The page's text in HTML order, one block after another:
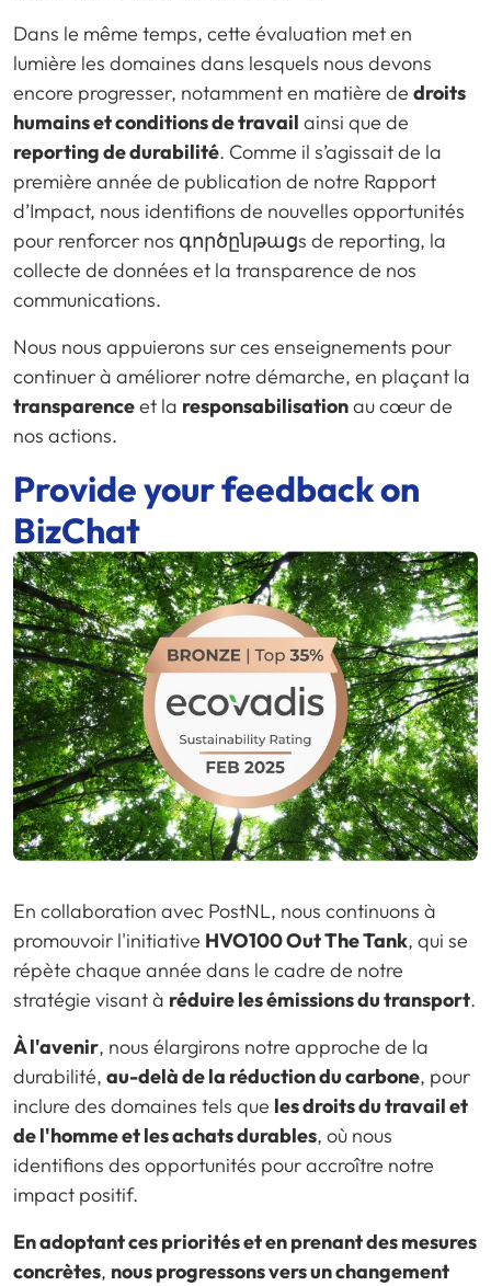
Dans le même temps, cette évaluation met en
lumière les domaines dans lesquels nous devons
encore progresser, notamment en matière de droits
humains et conditions de travail ainsi que de
reporting de durabilité. Comme il s’agissait de la
première année de publication de notre Rapport
d’Impact, nous identifions de nouvelles opportunités
pour renforcer nos գործընթացs de reporting, la
collecte de données et la transparence de nos
communications.
Nous nous appuierons sur ces enseignements pour
continuer à améliorer notre démarche, en plaçant la
transparenceet la responsabilisationau cœur de
nos actions.
Provide your feedback on
BizChat
En collaboration avec PostNL, nous continuons à
promouvoir l'initiative HVO100 Out The Tank, qui se
répète chaque année dans le cadre de notre
stratégie visant à réduire les émissions du transport.
À l'avenir, nous élargirons notre approche de la
durabilité, au-delà de la réduction du carbone, pour
inclure des domaines tels que les droits du travail et
de l'homme et les achats durables, où nous
identifions des opportunités pour accroître notre
impact positif.
En adoptant ces priorités et en prenant des mesures
concrètes, nous progressons vers un changement